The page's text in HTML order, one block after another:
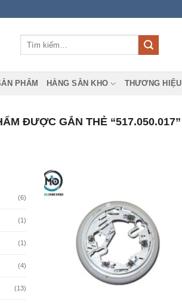
PHẨM HÀNG SẴN KHO THƯƠNG HIỆU
ĐƯỢC GẮN THẺ “517.050.017”
(6)
(1)
(1)
(4)
(13)